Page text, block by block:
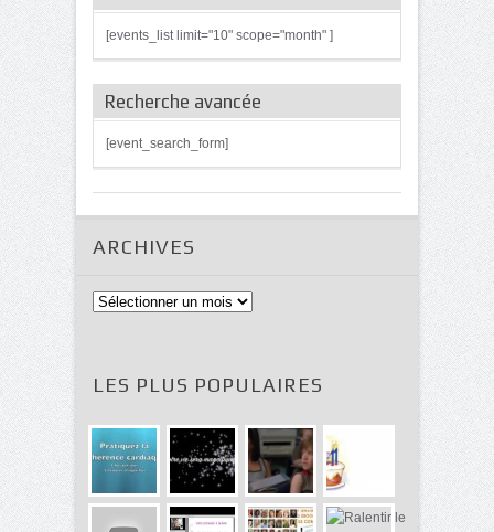
[events_list limit="10" scope="month" ]
Recherche avancée
[event_search_form]
ARCHIVES
Archives
LES PLUS POPULAIRES